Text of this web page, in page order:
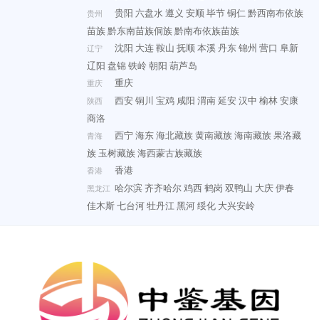
贵州 贵阳 六盘水遵义 安顺毕节铜仁黔西南布依族
苗族黔东南苗族侗族黔南布依族苗族
辽宁 沈阳 大连鞍山 抚顺本溪丹东锦州 营口 阜新
辽阳 盘锦铁岭朝阳 葫芦岛
重庆 重庆
陕西 西安铜川 宝鸡 咸阳 渭南延安汉中 榆林安康
商洛
青海 西宁海东海北藏族黄南藏族海南藏族果洛藏
族 玉树藏族海西蒙古族藏族
香港 香港
黑龙江 哈尔滨齐齐哈尔鸡西鹤岗 双鸭山 大庆伊春
佳木斯七台河牡丹江黑河绥化 大兴安岭